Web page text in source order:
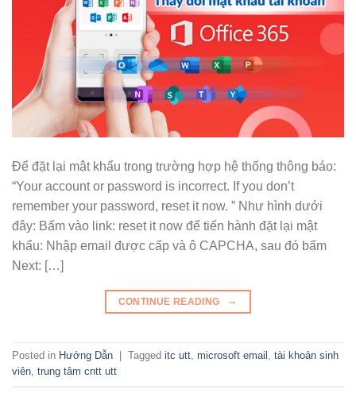
Để đặt lại mật khẩu trong trường hợp hệ thống thông báo:
“Your account or password is incorrect. If you don’t
remember your password, reset it now. ” Như hình dưới
đây: Bấm vào link: reset it now để tiến hành đặt lại mật
khẩu: Nhập email được cấp và ô CAPCHA, sau đó bấm
Next: […]
CONTINUE READING →
Posted in Hướng Dẫn Tagged itc utt, microsoft email , tài khoản sinh
viên, trung tâm cntt utt